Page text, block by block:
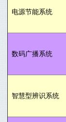
电源节能系统
数码广播系统
智慧型辨识系统